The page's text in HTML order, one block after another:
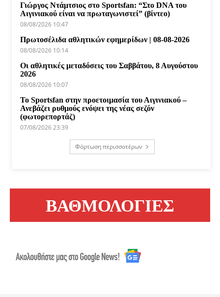
Γιώργος Ντάμτσιος στο Sportsfan: “Στο DNA του
Αιγινιακού είναι να πρωταγωνιστεί” (βίντεο)
08/08/2026 10:47
Πρωτοσέλιδα αθλητικών εφημερίδων | 08-08-2026
08/08/2026 10:14
Οι αθλητικές μεταδόσεις του Σαββάτου, 8 Αυγούστου
2026
08/08/2026 10:07
Το Sportsfan στην προετοιμασία του Αιγινιακού –
Ανεβάζει ρυθμούς ενόψει της νέας σεζόν
(φωτορεπορτάζ)
07/08/2026 23:39
Φόρτωση περισσοτέρων
ΒΑΘΜΟΛΟΓΙΕΣ